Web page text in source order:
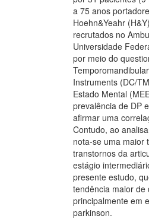
a 75 anos
Hoehn&Yeahr
recrutados no
Universidade
por meio do
Instruments (DC/
Estado Mental
prevalência de DP
afirmar uma
Contudo, ao
nota-se uma maior
transtornos da
estágio
presente estudo,
tendência maior de
principalmente em
parkinson.